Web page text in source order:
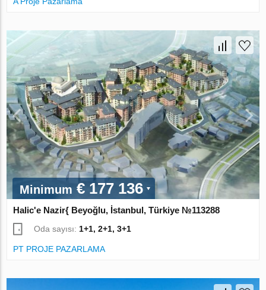
Minimum € 177 136
Halic'e Nazir{ Beyoğlu, İstanbul, Türkiye №113288
Oda sayısı: 1+1, 2+1, 3+1
PT PROJE PAZARLAMA